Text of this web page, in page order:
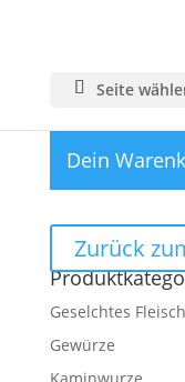
Seite
Dein
Zurück
Geselchtes Fleisch
Gewürze